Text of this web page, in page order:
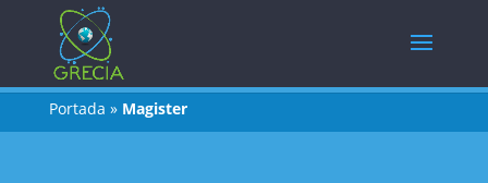
Portada » Magister